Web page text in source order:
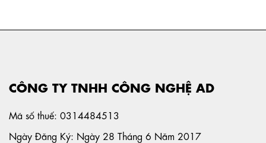
CÔNG TY TNHH CÔNG NGHỆ AD
Mã số thuế: 0314484513
Ngày Đăng Ký: Ngày 28 Tháng 6 Năm 2017